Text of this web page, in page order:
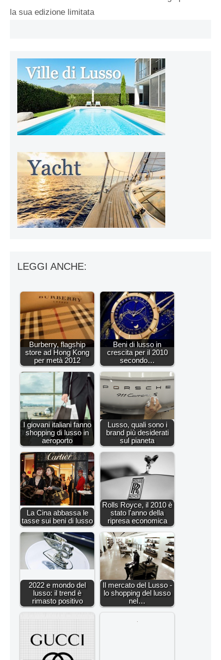
la sua edizione limitata
LEGGI ANCHE:
Burberry, flagship
store ad Hong Kong
per metà 2012
Beni di lusso in
crescita per il 2010
secondo…
I giovani italiani fanno
shopping di lusso in
aeroporto
Lusso, quali sono i
brand più desiderati
sul pianeta
La Cina abbassa le
tasse sui beni di lusso
Rolls Royce, il 2010 è
stato l'anno della
ripresa economica
2022 e mondo del
lusso: il trend è
rimasto positivo
Il mercato del Lusso -
lo shopping del lusso
nel…